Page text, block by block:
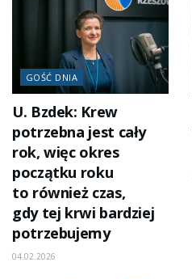
GOŚĆ DNIA
U. Bzdek: Krew
potrzebna jest cały
rok, więc okres
początku roku
to również czas,
gdy tej krwi bardziej
potrzebujemy
04.02.2026